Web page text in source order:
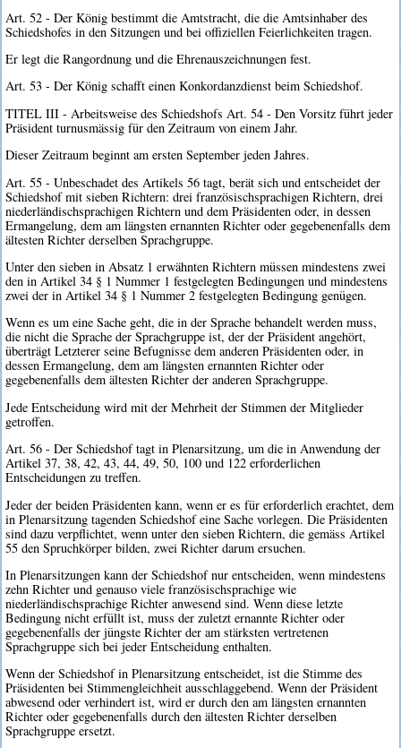
Art. 52 - Der König bestimmt die Amtstracht, die die Amtsinhaber des
Schiedshofes in den Sitzungen und bei offiziellen Feierlichkeiten tragen.
Er legt die Rangordnung und die Ehrenauszeichnungen fest.
Art. 53 - Der König schafft einen Konkordanzdienst beim Schiedshof.
TITEL III - Arbeitsweise des Schiedshofs Art. 54 - Den Vorsitz führt jeder
Präsident turnusmässig für den Zeitraum von einem Jahr.
Dieser Zeitraum beginnt am ersten September jeden Jahres.
Art. 55 - Unbeschadet des Artikels 56 tagt, berät sich und entscheidet der
Schiedshof mit sieben Richtern: drei französischsprachigen Richtern, drei
niederländischsprachigen Richtern und dem Präsidenten oder, in dessen
Ermangelung, dem am längsten ernannten Richter oder gegebenenfalls dem
ältesten Richter derselben Sprachgruppe.
Unter den sieben in Absatz 1 erwähnten Richtern müssen mindestens zwei
den in Artikel 34 § 1 Nummer 1 festgelegten Bedingungen und mindestens
zwei der in Artikel 34 § 1 Nummer 2 festgelegten Bedingung genügen.
Wenn es um eine Sache geht, die in der Sprache behandelt werden muss,
die nicht die Sprache der Sprachgruppe ist, der der Präsident angehört,
überträgt Letzterer seine Befugnisse dem anderen Präsidenten oder, in
dessen Ermangelung, dem am längsten ernannten Richter oder
gegebenenfalls dem ältesten Richter der anderen Sprachgruppe.
Jede Entscheidung wird mit der Mehrheit der Stimmen der Mitglieder
getroffen.
Art. 56 - Der Schiedshof tagt in Plenarsitzung, um die in Anwendung der
Artikel 37, 38, 42, 43, 44, 49, 50, 100 und 122 erforderlichen
Entscheidungen zu treffen.
Jeder der beiden Präsidenten kann, wenn er es für erforderlich erachtet, dem
in Plenarsitzung tagenden Schiedshof eine Sache vorlegen. Die Präsidenten
sind dazu verpflichtet, wenn unter den sieben Richtern, die gemäss Artikel
55 den Spruchkörper bilden, zwei Richter darum ersuchen.
In Plenarsitzungen kann der Schiedshof nur entscheiden, wenn mindestens
zehn Richter und genauso viele französischsprachige wie
niederländischsprachige Richter anwesend sind. Wenn diese letzte
Bedingung nicht erfüllt ist, muss der zuletzt ernannte Richter oder
gegebenenfalls der jüngste Richter der am stärksten vertretenen
Sprachgruppe sich bei jeder Entscheidung enthalten.
Wenn der Schiedshof in Plenarsitzung entscheidet, ist die Stimme des
Präsidenten bei Stimmengleichheit ausschlaggebend. Wenn der Präsident
abwesend oder verhindert ist, wird er durch den am längsten ernannten
Richter oder gegebenenfalls durch den ältesten Richter derselben
Sprachgruppe ersetzt.